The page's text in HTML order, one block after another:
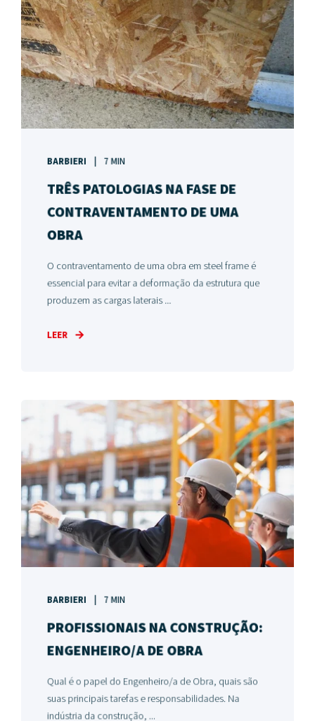
BARBIERI 7 MIN
TRÊS PATOLOGIAS NA FASE DE
CONTRAVENTAMENTO DE UMA
OBRA
O contraventamento de uma obra em steel frame é
essencial para evitar a deformação da estrutura que
produzem as cargas laterais ...
LEER
BARBIERI 7 MIN
PROFISSIONAIS NA CONSTRUÇÃO:
ENGENHEIRO/A DE OBRA
Qual é o papel do Engenheiro/a de Obra, quais são
suas principais tarefas e responsabilidades. Na
indústria da construção, ...